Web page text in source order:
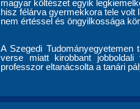
magyar költészet egyik
hisz félárva gyermekkora tele volt
nem értéssel és öngyilkossága
A Szegedi
verse miatt kirobbant jobboldali
professzor eltanácsolta a tanári